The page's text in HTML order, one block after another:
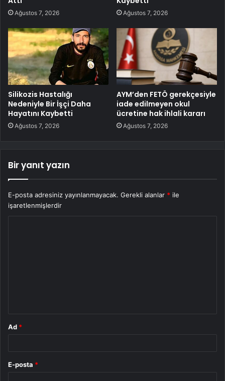
Ağustos 7, 2026 Ağustos 7, 2026
Silikozis Hastalığı
Nedeniyle Bir İşçi Daha
Hayatını Kaybetti
Ağustos 7, 2026
AYM’den FETÖ gerekçesiyle
iade edilmeyen okul
ücretine hak ihlali kararı
Ağustos 7, 2026
Bir yanıt yazın
E-posta adresiniz yayınlanmayacak. Gerekli alanlar * ile
işaretlenmişlerdir
Ad *
E-posta *